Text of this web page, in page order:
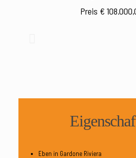
Preis €
Eben in Gardone Riviera